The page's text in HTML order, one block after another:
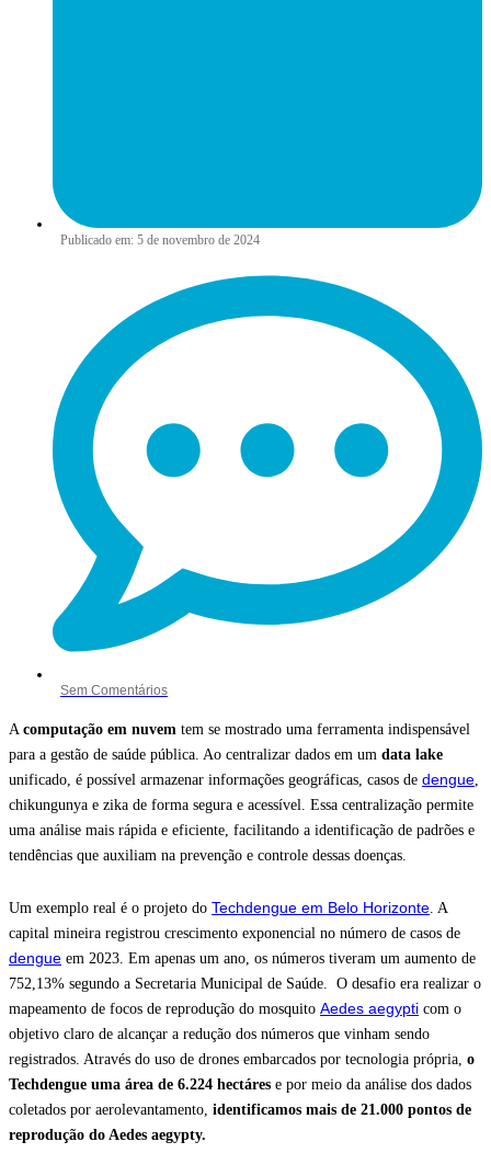
Publicado em: 5 de novembro de 2024
Sem Comentários
A computação em nuvem tem se mostrado uma ferramenta indispensável
para a gestão de saúde pública. Ao centralizar dados em um data lake
unificado, é possível armazenar informações geográficas, casos de dengue,
chikungunya e zika de forma segura e acessível. Essa centralização permite
uma análise mais rápida e eficiente, facilitando a identificação de padrões e
tendências que auxiliam na prevenção e controle dessas doenças.
Um exemplo real é o projeto do Techdengue em Belo Horizonte. A
capital mineira registrou crescimento exponencial no número de casos de
dengue em 2023. Em apenas um ano, os números tiveram um aumento de
752,13% segundo a Secretaria Municipal de Saúde. O desafio era realizar o
mapeamento de focos de reprodução do mosquito Aedes aegypti com o
objetivo claro de alcançar a redução dos números que vinham sendo
registrados. Através do uso de drones embarcados por tecnologia própria, o
Techdengue uma área de 6.224 hectáres e por meio da análise dos dados
coletados por aerolevantamento, identificamos mais de 21.000 pontos de
reprodução do Aedes aegypty.